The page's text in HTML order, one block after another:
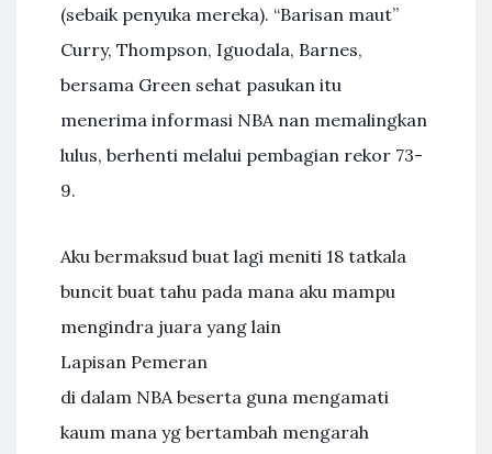
(sebaik penyuka mereka). “Barisan maut”
Curry, Thompson, Iguodala, Barnes,
bersama Green sehat pasukan itu
menerima informasi NBA nan memalingkan
lulus, berhenti melalui pembagian rekor 73-
9.
Aku bermaksud buat lagi meniti 18 tatkala
buncit buat tahu pada mana aku mampu
mengindra juara yang lain
Lapisan Pemeran
di dalam NBA beserta guna mengamati
kaum mana yg bertambah mengarah